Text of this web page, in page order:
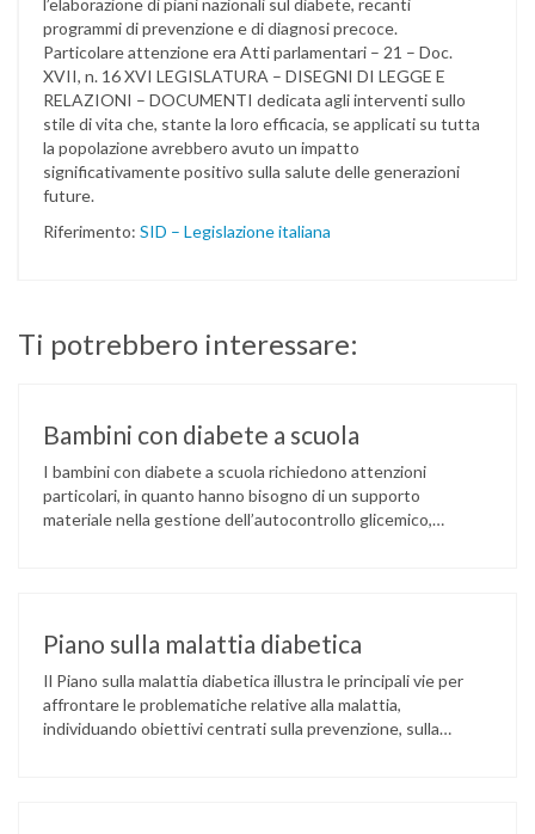
l’elaborazione di piani nazionali sul diabete, recanti
programmi di prevenzione e di diagnosi precoce.
Particolare attenzione era Atti parlamentari – 21 – Doc.
XVII, n. 16 XVI LEGISLATURA – DISEGNI DI LEGGE E
RELAZIONI – DOCUMENTI dedicata agli interventi sullo
stile di vita che, stante la loro efficacia, se applicati su tutta
la popolazione avrebbero avuto un impatto
significativamente positivo sulla salute delle generazioni
future.
Riferimento: SID – Legislazione italiana
Ti potrebbero interessare:
Bambini con diabete a scuola
I bambini con diabete a scuola richiedono attenzioni
particolari, in quanto hanno bisogno di un supporto
materiale nella gestione dell’autocontrollo glicemico,
Piano sulla malattia diabetica
Il Piano sulla malattia diabetica illustra le principali vie per
affrontare le problematiche relative alla malattia,
individuando obiettivi centrati sulla prevenzione, sulla